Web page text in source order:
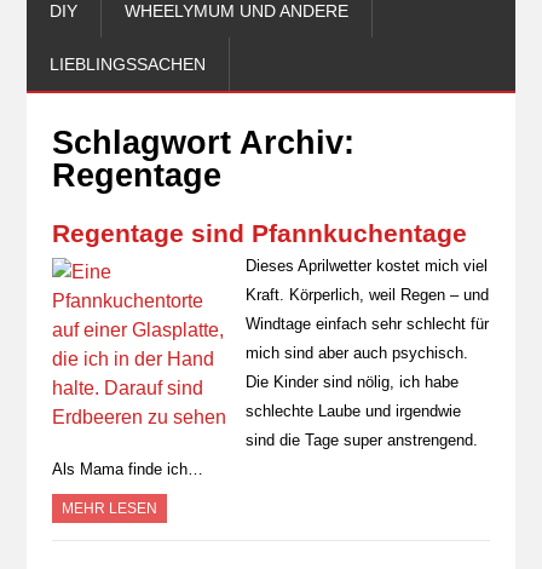
DIY WHEELYMUM UND ANDERE
LIEBLINGSSACHEN
Schlagwort Archiv:
Regentage
Regentage sind Pfannkuchentage
Dieses Aprilwetter kostet mich viel
Kraft. Körperlich, weil Regen – und
Windtage einfach sehr schlecht für
mich sind aber auch psychisch.
Die Kinder sind nölig, ich habe
schlechte Laube und irgendwie
sind die Tage super anstrengend.
Als Mama finde ich…
MEHR LESEN